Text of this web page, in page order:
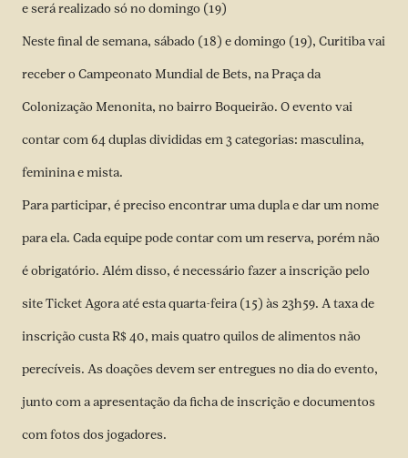
e será realizado só no domingo (19)
Neste final de semana, sábado (18) e domingo (19), Curitiba vai
receber o Campeonato Mundial de Bets, na Praça da
Colonização Menonita, no bairro Boqueirão. O evento vai
contar com 64 duplas divididas em 3 categorias: masculina,
feminina e mista.
Para participar, é preciso encontrar uma dupla e dar um nome
para ela. Cada equipe pode contar com um reserva, porém não
é obrigatório. Além disso, é necessário fazer a inscrição pelo
siteTicket Agoraaté esta quarta-feira (15) às 23h59. A taxa de
inscrição custa R$ 40, mais quatro quilos de alimentos não
perecíveis. As doações devem ser entregues no dia do evento,
junto com a apresentação da ficha de inscrição e documentos
com fotos dos jogadores.